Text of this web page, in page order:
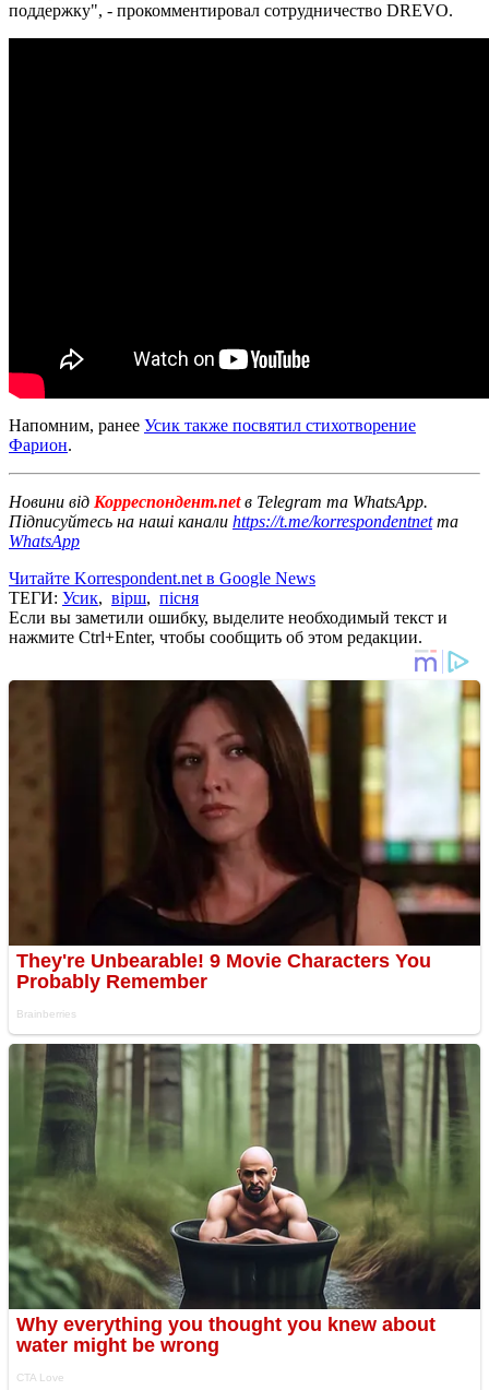
поддержку", - прокомментировал сотрудничество DREVO.
Напомним, ранее Усик также посвятил стихотворение
Фарион.
Новини від Корреспондент.netв Telegram та WhatsApp.
Підписуйтесь на наші канали https://t.me/korrespondentnetта
WhatsApp
Читайте Korrespondent.net в Google News
ТЕГИ: Усик, вірш, пісня
Если вы заметили ошибку, выделите необходимый текст и
нажмите Ctrl+Enter, чтобы сообщить об этом редакции.